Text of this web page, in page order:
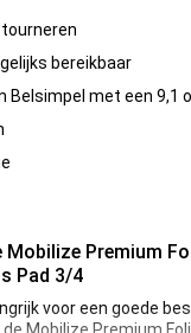
bereikbaar
Belsimpel met een 9,1
Mobilize Premium
Pad 3/4
voor een goede